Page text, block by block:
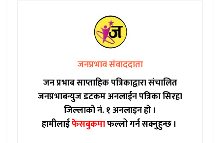
जनप्रभाव संवाददाता
जन प्रभाब साप्ताहिक पत्रिकाद्वारा संचालित
जनप्रभाबन्युज डटकम अनलाईन पत्रिका सिरहा
जिल्लाको नं. १ अनलाइन हो ।
हामीलाईफेसबुकमाफल्लो गर्न सक्नुहुन्छ ।